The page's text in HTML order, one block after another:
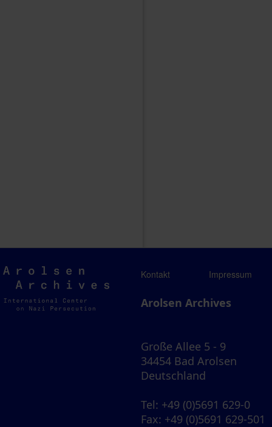
Arolsen
Archives
Kontakt Impressum
Arolsen Archives
Große Allee 5 - 9
34454 Bad Arolsen
Deutschland
Tel: +49 (0)5691 629-0
Fax: +49 (0)5691 629-501